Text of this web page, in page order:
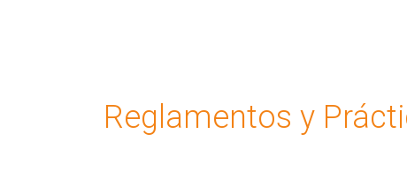
Reglamentos y